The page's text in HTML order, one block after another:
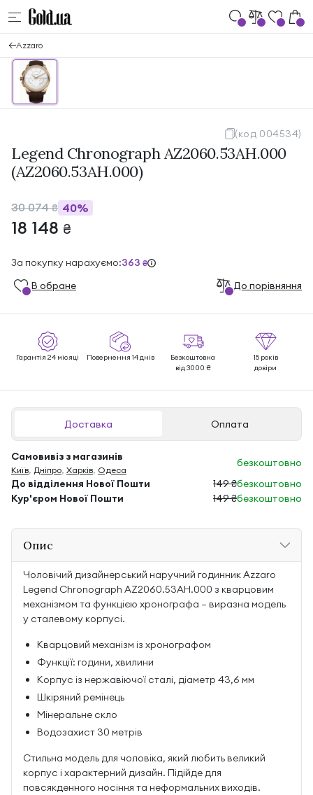
Azzaro
(код 004534)
Legend Chronograph AZ2060.53AH.000
(AZ2060.53AH.000)
30 074₴ 40%
18 148 ₴
За покупку нарахуємо:363 ₴
В обране До порівняння
Гарантія 24 місяці Повернення 14 днів
Безкоштовна
від 3000 ₴
15 років
довіри
Доставка Оплата
Самовивіз з магазинів
Київ, Дніпро, Харків, Одеса
безкоштовно
До відділення Нової Пошти
149 ₴безкоштовно
Кур'єром Нової Пошти
149 ₴безкоштовно
Опис
Чоловічий дизайнерський наручний годинник Azzaro
Legend Chronograph AZ2060.53AH.000 з кварцовим
механізмом та функцією хронографа — виразна модель
у сталевому корпусі.
Кварцовий механізм із хронографом
Функції: години, хвилини
Корпус із нержавіючої сталі, діаметр 43,6 мм
Шкіряний ремінець
Мінеральне скло
Водозахист 30 метрів
Стильна модель для чоловіка, який любить великий
корпус і характерний дизайн. Підійде для
повсякденного носіння та неформальних виходів.